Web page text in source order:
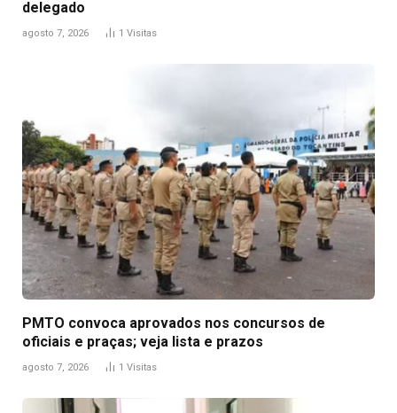
delegado
agosto 7, 2026 1 Visitas
PMTO convoca aprovados nos concursos de
oficiais e praças; veja lista e prazos
agosto 7, 2026 1 Visitas